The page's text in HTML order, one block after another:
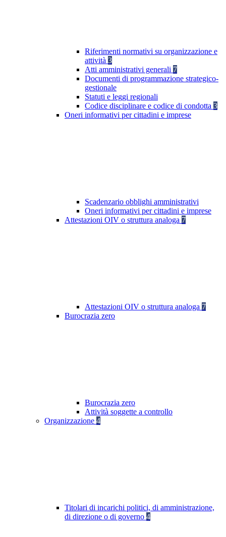
Riferimenti normativi su organizzazione e
attività 3
Atti amministrativi generali 7
Documenti di programmazione strategico-
gestionale
Statuti e leggi regionali
Codice disciplinare e codice di condotta 3
Oneri informativi per cittadini e imprese
Scadenzario obblighi amministrativi
Oneri informativi per cittadini e imprese
Attestazioni OIV o struttura analoga 7
Attestazioni OIV o struttura analoga 7
Burocrazia zero
Burocrazia zero
Attività soggette a controllo
Organizzazione 4
Titolari di incarichi politici, di amministrazione,
di direzione o di governo 4